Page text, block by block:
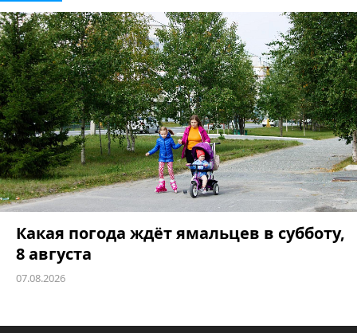
Какая погода ждёт ямальцев в субботу,
8 августа
07.08.2026